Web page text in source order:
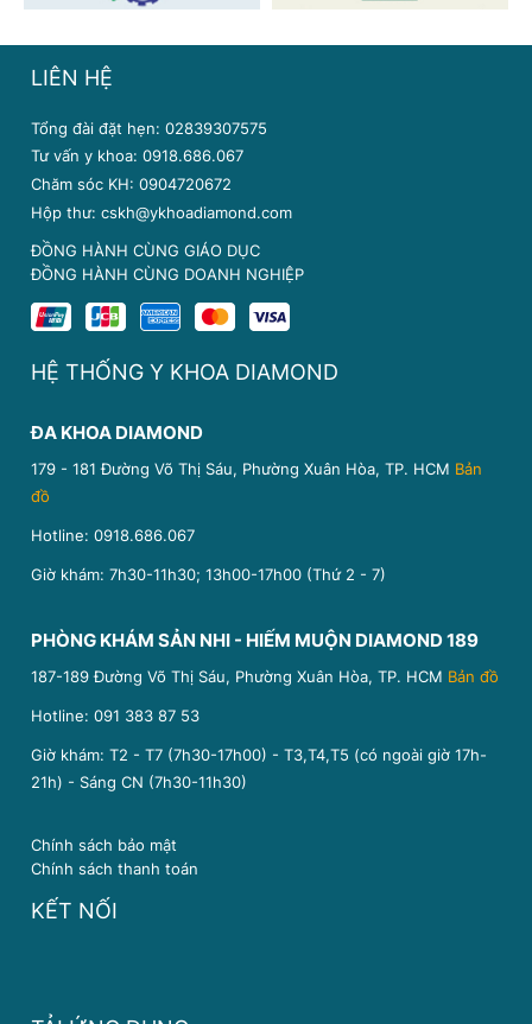
LIÊN HỆ
Tổng đài đặt hẹn: 02839307575
Tư vấn y khoa: 0918.686.067
Chăm sóc KH: 0904720672
Hộp thư: cskh@ykhoadiamond.com
ĐỒNG HÀNH CÙNG GIÁO DỤC
ĐỒNG HÀNH CÙNG DOANH NGHIỆP
HỆ THỐNG Y KHOA DIAMOND
ĐA KHOA DIAMOND
179 - 181 Đường Võ Thị Sáu, Phường Xuân Hòa, TP. HCM Bản
đồ
Hotline:0918.686.067
Giờ khám: 7h30-11h30; 13h00-17h00 (Thứ 2 - 7)
PHÒNG KHÁM SẢN NHI - HIẾM MUỘN DIAMOND 189
187-189 Đường Võ Thị Sáu, Phường Xuân Hòa, TP. HCM Bản đồ
Hotline:091 383 87 53
Giờ khám: T2 - T7 (7h30-17h00) - T3,T4,T5 (có ngoài giờ 17h-
21h) - Sáng CN (7h30-11h30)
Chính sách bảo mật
Chính sách thanh toán
KẾT NỐI